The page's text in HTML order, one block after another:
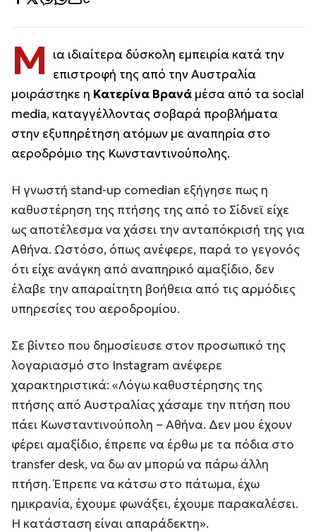
Μ ια ιδιαίτερα δύσκολη εμπειρία κατά την
επιστροφή της από την Αυστραλία
μοιράστηκε η Κατερίνα Βρανά μέσα από τα social
media, καταγγέλλοντας σοβαρά προβλήματα
στην εξυπηρέτηση ατόμων με αναπηρία στο
αεροδρόμιο της Κωνσταντινούπολης.
Η γνωστή stand-up comedian εξήγησε πως η
καθυστέρηση της πτήσης της από το Σίδνεϊ είχε
ως αποτέλεσμα να χάσει την ανταπόκρισή της για
Αθήνα. Ωστόσο, όπως ανέφερε, παρά το γεγονός
ότι είχε ανάγκη από αναπηρικό αμαξίδιο, δεν
έλαβε την απαραίτητη βοήθεια από τις αρμόδιες
υπηρεσίες του αεροδρομίου.
Σε βίντεο που δημοσίευσε στον προσωπικό της
λογαριασμό στο Instagram ανέφερε
χαρακτηριστικά: «Λόγω καθυστέρησης της
πτήσης από Αυστραλίας χάσαμε την πτήση που
πάει Κωνσταντινούπολη – Αθήνα. Δεν μου έχουν
φέρει αμαξίδιο, έπρεπε να έρθω με τα πόδια στο
transfer desk, να δω αν μπορώ να πάρω άλλη
πτήση. Έπρεπε να κάτσω στο πάτωμα, έχω
ημικρανία, έχουμε φωνάξει, έχουμε παρακαλέσει.
Η κατάσταση είναι απαράδεκτη».